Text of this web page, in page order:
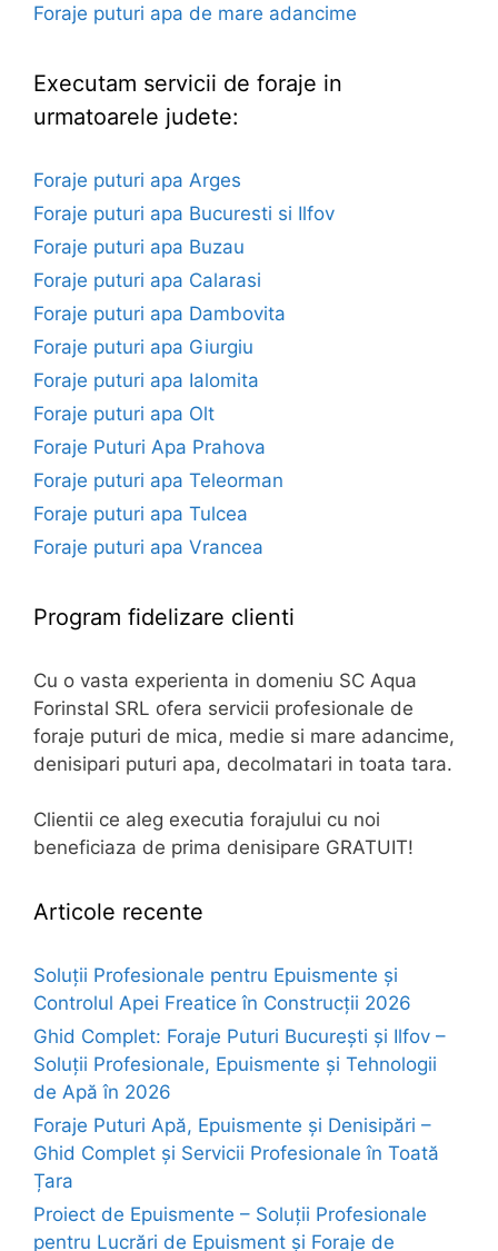
Foraje puturi apa de mare adancime
Executam servicii de foraje in
urmatoarele judete:
Foraje puturi apa Arges
Foraje puturi apa Bucuresti si Ilfov
Foraje puturi apa Buzau
Foraje puturi apa Calarasi
Foraje puturi apa Dambovita
Foraje puturi apa Giurgiu
Foraje puturi apa Ialomita
Foraje puturi apa Olt
Foraje Puturi Apa Prahova
Foraje puturi apa Teleorman
Foraje puturi apa Tulcea
Foraje puturi apa Vrancea
Program fidelizare clienti
Cu o vasta experienta in domeniu SC Aqua
Forinstal SRL ofera servicii profesionale de
foraje puturi de mica, medie si mare adancime,
denisipari puturi apa, decolmatari in toata tara.
Clientii ce aleg executia forajului cu noi
beneficiaza de prima denisipare GRATUIT!
Articole recente
Soluții Profesionale pentru Epuismente și
Controlul Apei Freatice în Construcții 2026
Ghid Complet: Foraje Puturi București și Ilfov –
Soluții Profesionale, Epuismente și Tehnologii
de Apă în 2026
Foraje Puturi Apă, Epuismente și Denisipări –
Ghid Complet și Servicii Profesionale în Toată
Țara
Proiect de Epuismente – Soluții Profesionale
pentru Lucrări de Epuisment și Foraje de